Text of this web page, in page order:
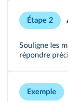
Étape 2
Souligne les
répondre
Exemple